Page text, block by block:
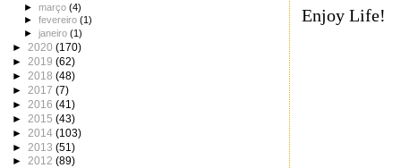
Enjoy Life!
►março(4)
►fevereiro(1)
►janeiro(1)
► 2020 (170)
► 2019 (62)
► 2018 (48)
► 2017 (7)
► 2016 (41)
► 2015 (43)
► 2014 (103)
► 2013 (51)
► 2012 (89)